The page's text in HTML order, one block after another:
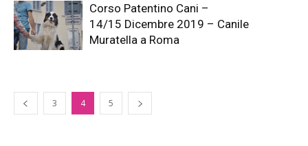
Corso Patentino Cani –
14/15 Dicembre 2019 – Canile
Muratella a Roma
3 4 5